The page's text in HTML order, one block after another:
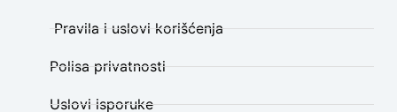
Pravila i uslovi korišćenja
Polisa privatnosti
Uslovi isporuke